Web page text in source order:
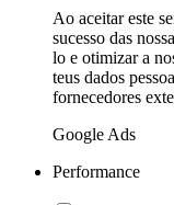
Ao aceitar este
sucesso das
lo e otimizar a
teus dados
fornecedores
Google Ads
Performance